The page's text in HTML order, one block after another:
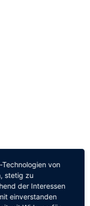
von
stetig zu
der Interessen
einverstanden